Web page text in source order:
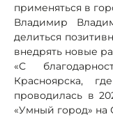
применяться в
Владимир
делиться
внедрять новые
«С
Красноярска,
проводилась в
«Умный город» на